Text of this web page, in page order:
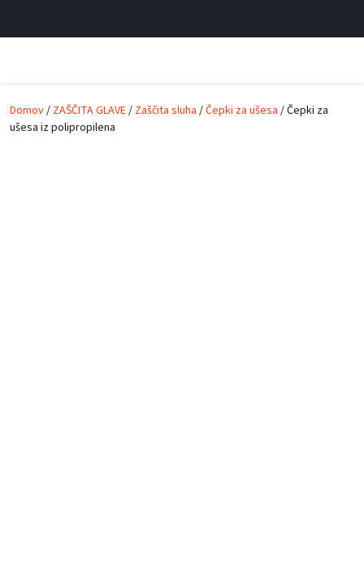
Domov/ ZAŠČITA GLAVE/ Zaščita sluha /Čepki za ušesa / Čepki za
ušesa iz polipropilena